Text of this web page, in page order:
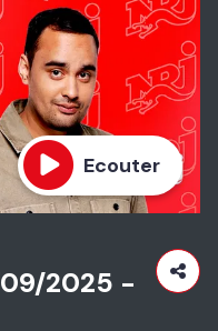
Ecouter
2025 -